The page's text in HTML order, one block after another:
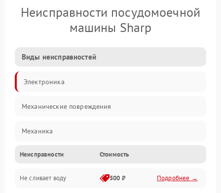
Неисправности посудомоечной
машины Sharp
Виды неисправностей
Электроника
Механические повреждения
Механика
Управление
Электропитание
Неисправности Стоимость
Не сливает воду 500 ₽ Подробнее →